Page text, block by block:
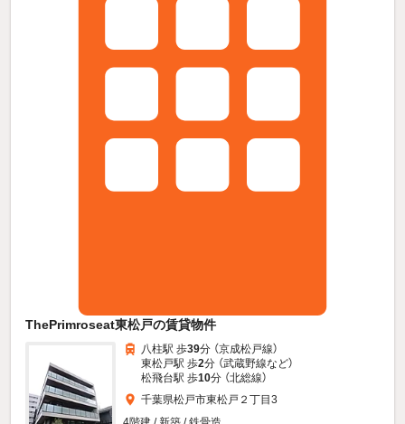
ThePrimroseat東松戸の賃貸物件
八柱駅 歩39分 （京成松戸線）
東松戸駅 歩2分 （武蔵野線など）
松飛台駅 歩10分 （北総線）
千葉県松戸市東松戸２丁目3